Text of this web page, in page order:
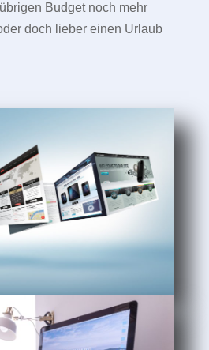
Budget noch mehr
doch lieber einen Urlaub